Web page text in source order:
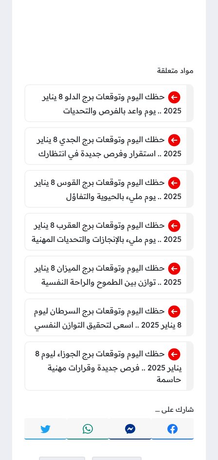
مواد متعلقة
حظك اليوم وتوقعات برج الدلو 8 يناير
2025 .. يوم واعد بالفرص والتحديات
حظك اليوم وتوقعات برج الجدي 8 يناير
2025 .. استقرار وفرص جديدة في انتظارك
حظك اليوم وتوقعات برج القوس 8 يناير
2025 .. يوم مليء بالحيوية والتفاؤل
حظك اليوم وتوقعات برج العقرب 8 يناير
2025 .. يوم مليء بالإنجازات والتحديات المهنية
حظك اليوم وتوقعات برج الميزان 8 يناير
2025 .. توازن بين الطموح والراحة النفسية
حظك اليوم وتوقعات برج السرطان ليوم
8 يناير 2025 .. اسعى لتحقيق التوازن النفسي
حظك اليوم وتوقعات برج الجوزاء ليوم 8
يناير 2025 .. فرص جديدة وقرارات مهنية
حاسمة
شارك على ...